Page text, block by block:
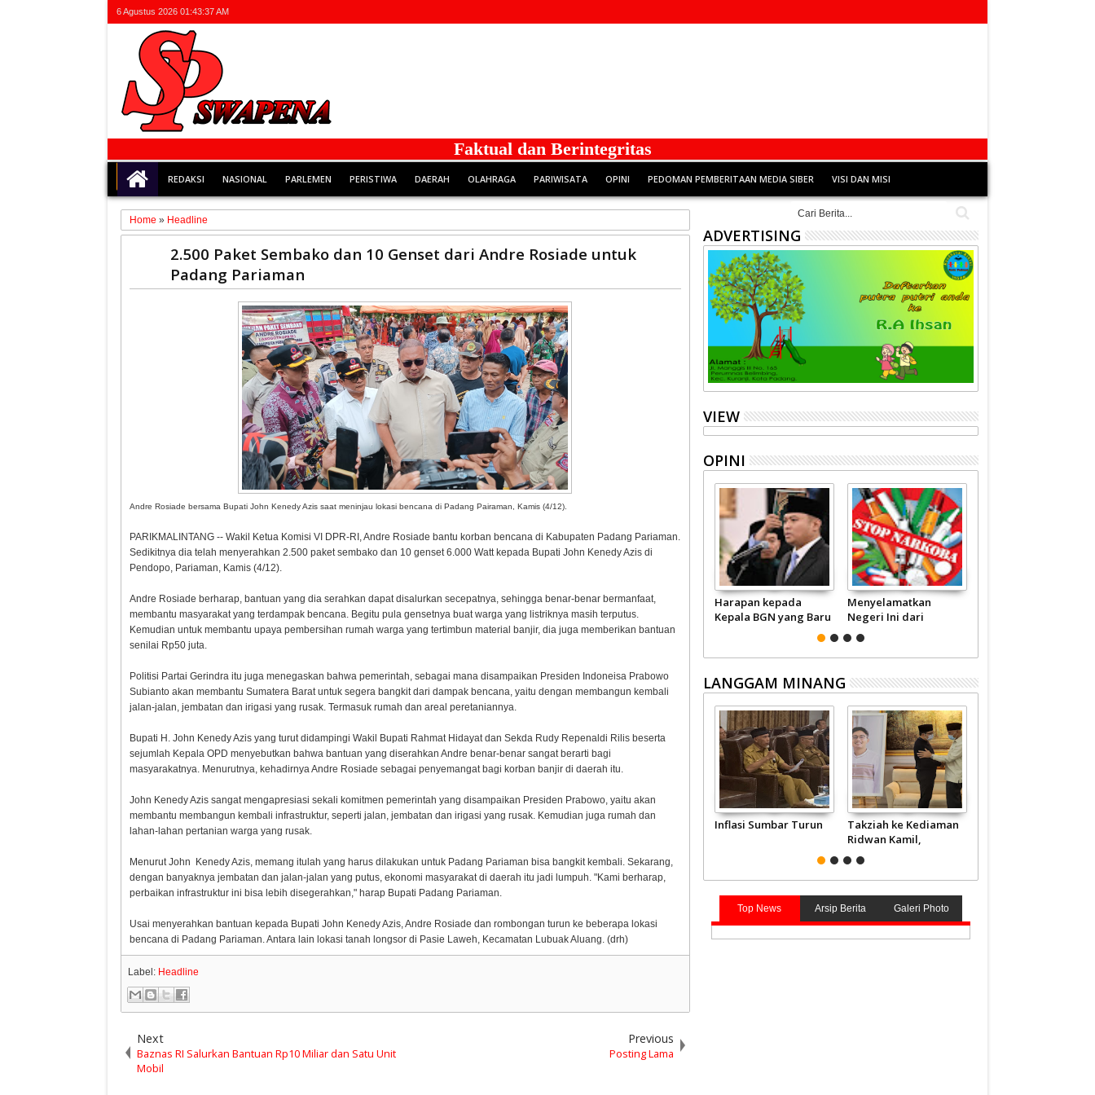
6 Agustus 2026 01:43:37 AM
Faktual dan Berintegritas
REDAKSI NASIONAL PARLEMEN PERISTIWA DAERAH OLAHRAGA PARIWISATA OPINI PEDOMAN PEMBERITAAN MEDIA SIBER VISI DAN MISI
Home » Headline
2.500 Paket Sembako dan 10 Genset dari Andre Rosiade untuk
Padang Pariaman
Andre Rosiade bersama Bupati John Kenedy Azis saat meninjau lokasi bencana di Padang Pairaman, Kamis (4/12).
PARIKMALINTANG -- Wakil Ketua Komisi VI DPR-RI, Andre Rosiade bantu korban bencana di Kabupaten Padang Pariaman.
Sedikitnya dia telah menyerahkan 2.500 paket sembako dan 10 genset 6.000 Watt kepada Bupati John Kenedy Azis di
Pendopo, Pariaman, Kamis (4/12).
Andre Rosiade berharap, bantuan yang dia serahkan dapat disalurkan secepatnya, sehingga benar-benar bermanfaat,
membantu masyarakat yang terdampak bencana. Begitu pula gensetnya buat warga yang listriknya masih terputus.
Kemudian untuk membantu upaya pembersihan rumah warga yang tertimbun material banjir, dia juga memberikan bantuan
senilai Rp50 juta.
Politisi Partai Gerindra itu juga menegaskan bahwa pemerintah, sebagai mana disampaikan Presiden Indoneisa Prabowo
Subianto akan membantu Sumatera Barat untuk segera bangkit dari dampak bencana, yaitu dengan membangun kembali
jalan-jalan, jembatan dan irigasi yang rusak. Termasuk rumah dan areal peretaniannya.
Bupati H. John Kenedy Azis yang turut didampingi Wakil Bupati Rahmat Hidayat dan Sekda Rudy Repenaldi Rilis beserta
sejumlah Kepala OPD menyebutkan bahwa bantuan yang diserahkan Andre benar-benar sangat berarti bagi
masyarakatnya. Menurutnya, kehadirnya Andre Rosiade sebagai penyemangat bagi korban banjir di daerah itu.
John Kenedy Azis sangat mengapresiasi sekali komitmen pemerintah yang disampaikan Presiden Prabowo, yaitu akan
membantu membangun kembali infrastruktur, seperti jalan, jembatan dan irigasi yang rusak. Kemudian juga rumah dan
lahan-lahan pertanian warga yang rusak.
Menurut John Kenedy Azis, memang itulah yang harus dilakukan untuk Padang Pariaman bisa bangkit kembali. Sekarang,
dengan banyaknya jembatan dan jalan-jalan yang putus, ekonomi masyarakat di daerah itu jadi lumpuh. "Kami berharap,
perbaikan infrastruktur ini bisa lebih disegerahkan," harap Bupati Padang Pariaman.
Usai menyerahkan bantuan kepada Bupati John Kenedy Azis, Andre Rosiade dan rombongan turun ke beberapa lokasi
bencana di Padang Pariaman. Antara lain lokasi tanah longsor di Pasie Laweh, Kecamatan Lubuak Aluang. (drh)
Label: Headline
Next
Baznas RI Salurkan Bantuan Rp10 Miliar dan Satu Unit
Mobil
Previous
Posting Lama
ADVERTISING
VIEW
OPINI
Harapan kepada
Kepala BGN yang Baru
Menyelamatkan
Negeri Ini dari
Narkoba
LANGGAM MINANG
Inflasi Sumbar Turun
Takziah ke Kediaman
Ridwan Kamil,
Gubernur Mahyeldi
Doakan Eril Syahid
Top News Arsip Berita Galeri Photo